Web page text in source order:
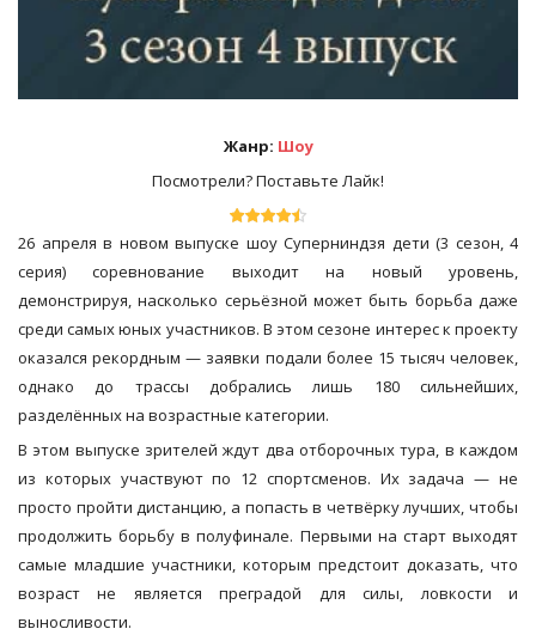
Жанр: Шоу
Посмотрели? Поставьте Лайк!
26 апреля в новом выпуске шоу Суперниндзя дети (3 сезон, 4
серия) соревнование выходит на новый уровень,
демонстрируя, насколько серьёзной может быть борьба даже
среди самых юных участников. В этом сезоне интерес к проекту
оказался рекордным — заявки подали более 15 тысяч человек,
однако до трассы добрались лишь 180 сильнейших,
разделённых на возрастные категории.
В этом выпуске зрителей ждут два отборочных тура, в каждом
из которых участвуют по 12 спортсменов. Их задача — не
просто пройти дистанцию, а попасть в четвёрку лучших, чтобы
продолжить борьбу в полуфинале. Первыми на старт выходят
самые младшие участники, которым предстоит доказать, что
возраст не является преградой для силы, ловкости и
выносливости.